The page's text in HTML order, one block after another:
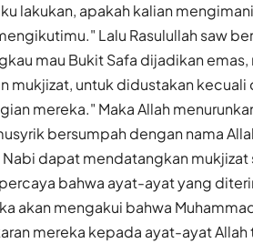
lakukan, apakah kalian
Lalu Rasulullah saw
mau Bukit Safa dijadikan emas,
mukjizat, untuk didustakan
mereka." Maka Allah
bersumpah dengan nama
dapat mendatangkan
bahwa ayat-ayat yang
akan mengakui bahwa
mereka kepada ayat-ayat Allah